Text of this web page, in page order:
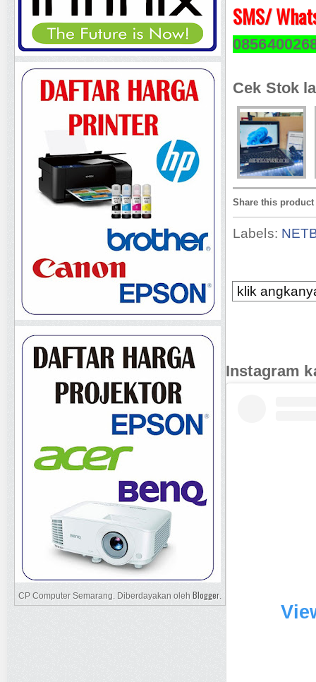
SMS/
Cek Stok
Share this product
Labels:
klik
Instagram
CP Computer Semarang. Diberdayakan oleh Blogger.